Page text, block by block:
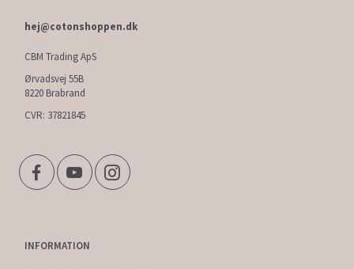
hej@cotonshoppen.dk
CBM Trading ApS
Ørvadsvej 55B
8220 Brabrand
CVR: 37821845
INFORMATION